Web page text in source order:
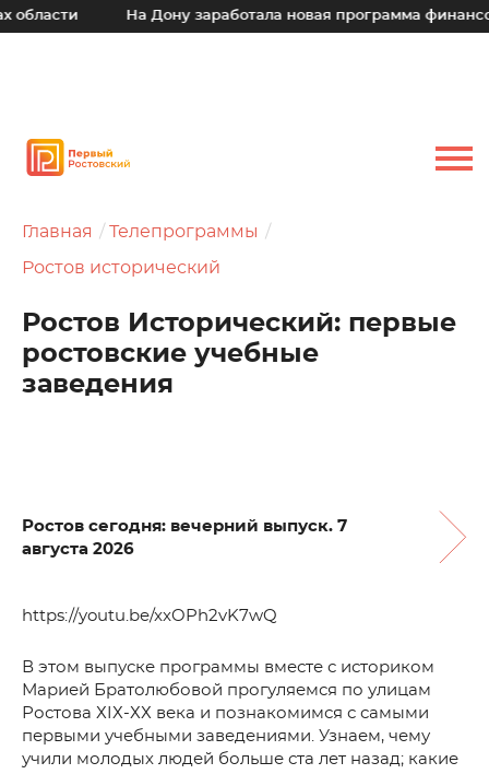
На Дону заработала новая программа финансовой
Главная Телепрограммы
Ростов исторический
Ростов Исторический: первые
ростовские учебные
заведения
Ростов сегодня: вечерний выпуск. 7
августа 2026
https://youtu.be/xxOPh2vK7wQ
В этом выпуске программы вместе с историком
Марией Братолюбовой прогуляемся по улицам
Ростова ХIХ-ХХ века и познакомимся с самыми
первыми учебными заведениями. Узнаем, чему
учили молодых людей больше ста лет назад; какие